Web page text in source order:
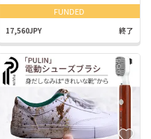
FUNDED
17,560JPY 終了